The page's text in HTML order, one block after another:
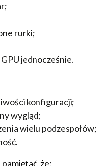
rurki;
jednocześnie.
konfiguracji;
wygląd;
wielu podzespołów;
że: